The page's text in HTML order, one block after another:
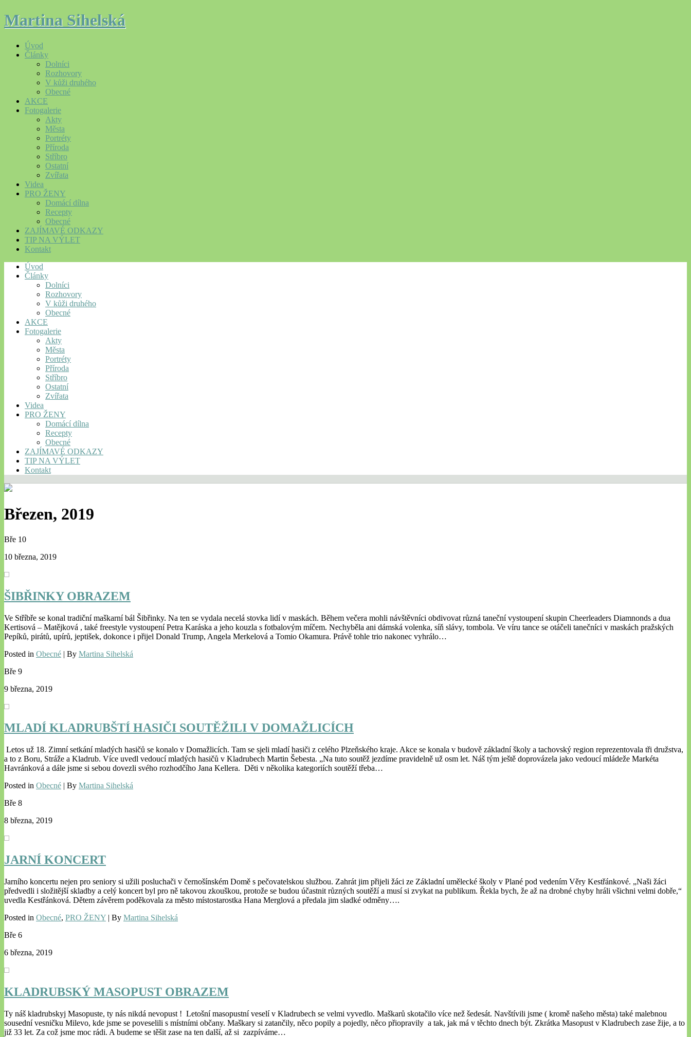
Martina Sihelská
Úvod
Články
Dolníci
Rozhovory
V kůži druhého
Obecné
AKCE
Fotogalerie
Akty
Města
Portréty
Příroda
Stříbro
Ostatní
Zvířata
Videa
PRO ŽENY
Domácí dílna
Recepty
Obecné
ZAJÍMAVÉ ODKAZY
TIP NA VÝLET
Kontakt
Úvod
Články
Dolníci
Rozhovory
V kůži druhého
Obecné
AKCE
Fotogalerie
Akty
Města
Portréty
Příroda
Stříbro
Ostatní
Zvířata
Videa
PRO ŽENY
Domácí dílna
Recepty
Obecné
ZAJÍMAVÉ ODKAZY
TIP NA VÝLET
Kontakt
Březen, 2019
Bře 10
10 března, 2019
ŠIBŘINKY OBRAZEM
Ve Stříbře se konal tradiční maškarní bál Šibřinky. Na ten se vydala necelá stovka lidí v maskách. Během večera mohli návštěvníci obdivovat různá taneční vystoupení skupin Cheerleaders Diamnonds a dua
Kertisová – Matějková , také freestyle vystoupení Petra Karáska a jeho kouzla s fotbalovým míčem. Nechyběla ani dámská volenka, síň slávy, tombola. Ve víru tance se otáčeli tanečníci v maskách pražských
Pepíků, pirátů, upírů, jeptišek, dokonce i přijel Donald Trump, Angela Merkelová a Tomio Okamura. Právě tohle trio nakonec vyhrálo…
Posted in Obecné | By Martina Sihelská
Bře 9
9 března, 2019
MLADÍ KLADRUBŠTÍ HASIČI SOUTĚŽILI V DOMAŽLICÍCH
Letos už 18. Zimní setkání mladých hasičů se konalo v Domažlicích. Tam se sjeli mladí hasiči z celého Plzeňského kraje. Akce se konala v budově základní školy a tachovský region reprezentovala tři družstva,
a to z Boru, Stráže a Kladrub. Více uvedl vedoucí mladých hasičů v Kladrubech Martin Šebesta. „Na tuto soutěž jezdíme pravidelně už osm let. Náš tým ještě doprovázela jako vedoucí mládeže Markéta
Havránková a dále jsme si sebou dovezli svého rozhodčího Jana Kellera. Děti v několika kategoriích soutěží třeba…
Posted in Obecné | By Martina Sihelská
Bře 8
8 března, 2019
JARNÍ KONCERT
Jarního koncertu nejen pro seniory si užili posluchači v černošínském Domě s pečovatelskou službou. Zahrát jim přijeli žáci ze Základní umělecké školy v Plané pod vedením Věry Kestřánkové. „Naši žáci
předvedli i složitější skladby a celý koncert byl pro ně takovou zkouškou, protože se budou účastnit různých soutěží a musí si zvykat na publikum. Řekla bych, že až na drobné chyby hráli všichni velmi dobře,“
uvedla Kestřánková. Dětem závěrem poděkovala za město místostarostka Hana Merglová a předala jim sladké odměny….
Posted in Obecné, PRO ŽENY | By Martina Sihelská
Bře 6
6 března, 2019
KLADRUBSKÝ MASOPUST OBRAZEM
Ty náš kladrubskyj Masopuste, ty nás nikdá nevopust ! Letošní masopustní veselí v Kladrubech se velmi vyvedlo. Maškarů skotačilo více než šedesát. Navštívili jsme ( kromě našeho města) také malebnou
sousední vesničku Milevo, kde jsme se poveselili s místními občany. Maškary si zatančily, něco popily a pojedly, něco přiopravily a tak, jak má v těchto dnech být. Zkrátka Masopust v Kladrubech zase žije, a to
již 33 let. Za což jsme moc rádi. A budeme se těšit zase na ten další, až si zazpíváme…